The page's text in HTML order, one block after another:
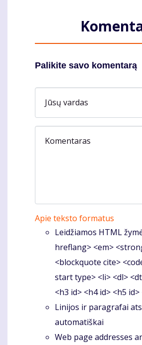
Palikite savo komentarą
Jūsų vardas
Komentaras
Apie teksto formatus
Leidžiamos HTML
hreflang> <em>
<blockquote cite>
start type> <li> <dl>
<h3 id> <h4 id> <h5 id>
Linijos ir paragrafai
automatiškai
Web page addresses